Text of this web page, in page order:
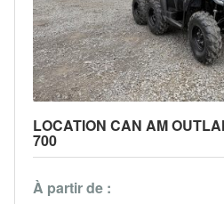
LOCATION CAN AM
700
À partir de :